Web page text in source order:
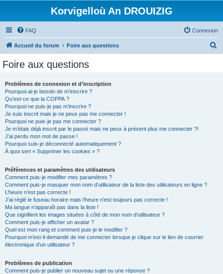
Korvigelloù An DROUIZIG
FAQ Connexion
Accueil du forum Foire aux questions
Foire aux questions
Problèmes de connexion et d’inscription
Pourquoi ai-je besoin de m’inscrire ?
Qu’est-ce que la COPPA ?
Pourquoi ne puis-je pas m’inscrire ?
Je suis inscrit mais je ne peux pas me connecter !
Pourquoi ne puis-je pas me connecter ?
Je m’étais déjà inscrit par le passé mais ne peux à présent plus me connecter ?!
J’ai perdu mon mot de passe !
Pourquoi suis-je déconnecté automatiquement ?
À quoi sert « Supprimer les cookies » ?
Préférences et paramètres des utilisateurs
Comment puis-je modifier mes paramètres ?
Comment puis-je masquer mon nom d’utilisateur de la liste des utilisateurs en ligne ?
L’heure n’est pas correcte !
J’ai réglé le fuseau horaire mais l’heure n’est toujours pas correcte !
Ma langue n’apparaît pas dans la liste !
Que signifient les images situées à côté de mon nom d’utilisateur ?
Comment puis-je afficher un avatar ?
Quel est mon rang et comment puis-je le modifier ?
Pourquoi m’est-il demandé de me connecter lorsque je clique sur le lien de courrier
électronique d’un utilisateur ?
Problèmes de publication
Comment puis-je publier un nouveau sujet ou une réponse ?